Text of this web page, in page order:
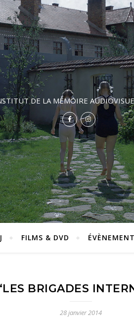
DE LA MÉMOIRE
FILMS & DVD
BRIGADES
28 janvier 2014